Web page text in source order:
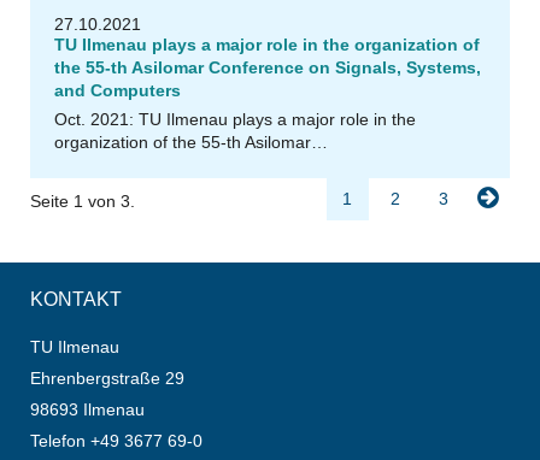
27.10.2021
TU Ilmenau plays a major role in the organization of
the 55-th Asilomar Conference on Signals, Systems,
and Computers
Oct. 2021: TU Ilmenau plays a major role in the
organization of the 55-th Asilomar…
Seite 1 von 3. 1 2 3
KONTAKT
TU Ilmenau
Ehrenbergstraße 29
98693 Ilmenau
Telefon +49 3677 69-0